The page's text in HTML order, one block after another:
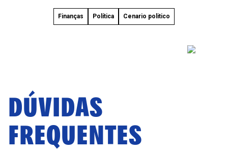
Finanças Política Cenario politico
DÚVIDAS
FREQUENTES